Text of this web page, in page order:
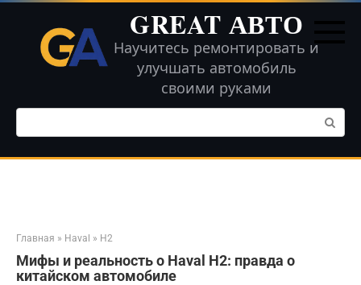
Перейти
контенту
GREAT АВТО
Научитесь ремонтировать и
улучшать автомобиль
своими руками
Поиск:
Главная » Haval » H2
Мифы и реальность о Haval H2: правда о
китайском автомобиле